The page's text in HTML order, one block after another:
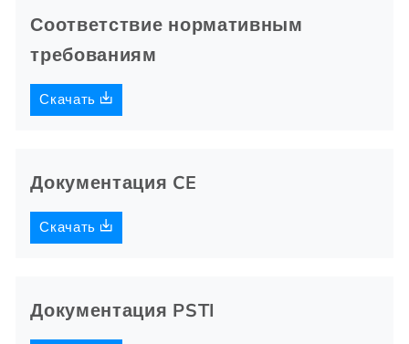
Соответствие нормативным
требованиям
Скачать
Документация CE
Скачать
Документация PSTI